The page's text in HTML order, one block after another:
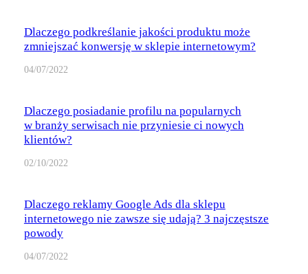
Dlaczego podkreślanie jakości produktu może
zmniejszać konwersję w sklepie internetowym?
04/07/2022
Dlaczego posiadanie profilu na popularnych
w branży serwisach nie przyniesie ci nowych
klientów?
02/10/2022
Dlaczego reklamy Google Ads dla sklepu
internetowego nie zawsze się udają? 3 najczęstsze
powody
04/07/2022